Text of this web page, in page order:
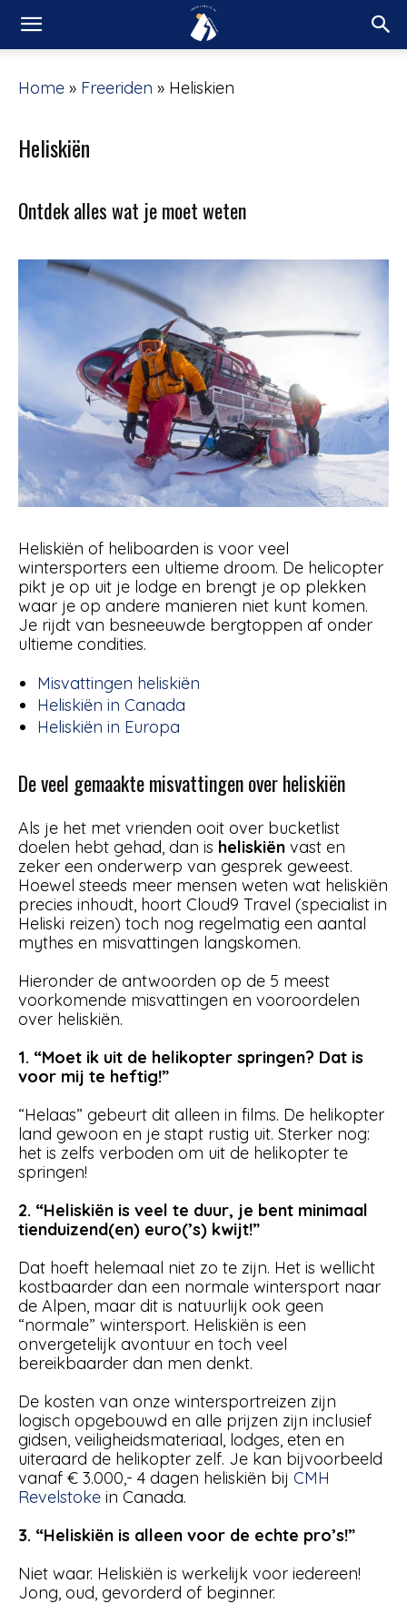
Home » Freeriden » Heliskien
Heliskiën
Ontdek alles wat je moet weten
Heliskiën of heliboarden is voor veel
wintersporters een ultieme droom. De helicopter
pikt je op uit je lodge en brengt je op plekken
waar je op andere manieren niet kunt komen.
Je rijdt van besneeuwde bergtoppen af onder
ultieme condities.
Misvattingen heliskiën
Heliskiën in Canada
Heliskiën in Europa
De veel gemaakte misvattingen over heliskiën
Als je het met vrienden ooit over bucketlist
doelen hebt gehad, dan is heliskiën vast en
zeker een onderwerp van gesprek geweest.
Hoewel steeds meer mensen weten wat heliskiën
precies inhoudt, hoort Cloud9 Travel (specialist in
Heliski reizen) toch nog regelmatig een aantal
mythes en misvattingen langskomen.
Hieronder de antwoorden op de 5 meest
voorkomende misvattingen en vooroordelen
over heliskiën.
1. “Moet ik uit de helikopter springen? Dat is
voor mij te heftig!”
“Helaas” gebeurt dit alleen in films. De helikopter
land gewoon en je stapt rustig uit. Sterker nog:
het is zelfs verboden om uit de helikopter te
springen!
2. “Heliskiën is veel te duur, je bent minimaal
tienduizend(en) euro(’s) kwijt!”
Dat hoeft helemaal niet zo te zijn. Het is wellicht
kostbaarder dan een normale wintersport naar
de Alpen, maar dit is natuurlijk ook geen
“normale” wintersport. Heliskiën is een
onvergetelijk avontuur en toch veel
bereikbaarder dan men denkt.
De kosten van onze wintersportreizen zijn
logisch opgebouwd en alle prijzen zijn inclusief
gidsen, veiligheidsmateriaal, lodges, eten en
uiteraard de helikopter zelf. Je kan bijvoorbeeld
vanaf € 3.000,- 4 dagen heliskiën bij CMH
Revelstoke in Canada.
3. “Heliskiën is alleen voor de echte pro’s!”
Niet waar. Heliskiën is werkelijk voor iedereen!
Jong, oud, gevorderd of beginner.